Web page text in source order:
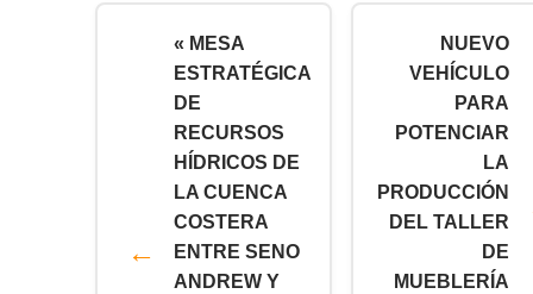
« MESA
ESTRATÉGICA
DE
RECURSOS
HÍDRICOS DE
LA CUENCA
COSTERA
ENTRE SENO
ANDREW Y
NUEVO
VEHÍCULO
PARA
POTENCIAR
LA
PRODUCCIÓN
DEL TALLER
DE
MUEBLERÍA